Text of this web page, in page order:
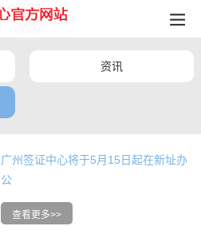
资讯
广州签证中心将于5月15日起在新址办
公